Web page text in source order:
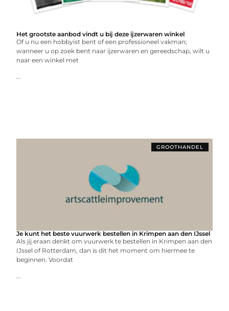
Het grootste aanbod vindt u bij deze ijzerwaren winkel
Of u nu een hobbyist bent of een professioneel vakman;
wanneer u op zoek bent naar ijzerwaren en gereedschap, wilt u
naar een winkel met
...
GROOTHANDEL
Je kunt het beste vuurwerk bestellen in Krimpen aan den IJssel
Als jij eraan denkt om vuurwerk te bestellen in Krimpen aan den
IJssel of Rotterdam, dan is dit het moment om hiermee te
beginnen. Voordat
...